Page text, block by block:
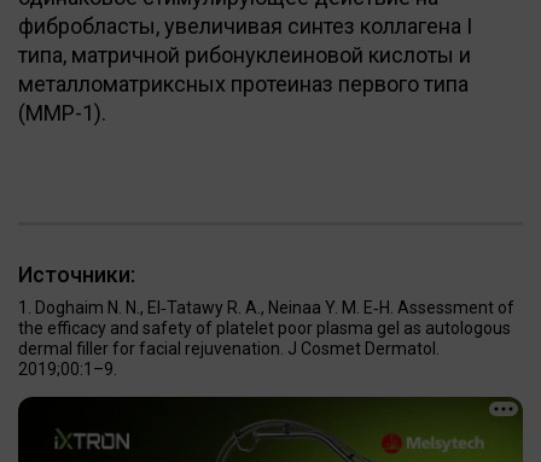
фибробласты, увеличивая синтез коллагена I
типа, матричной рибонуклеиновой кислоты и
металломатриксных протеиназ первого типа
(MMP-1).
Источники:
Doghaim N. N., El‐Tatawy R. A., Neinaa Y. M. E‐H. Assessment of
the efficacy and safety of platelet poor plasma gel as autologous
dermal filler for facial rejuvenation. J Cosmet Dermatol.
2019;00:1–9.